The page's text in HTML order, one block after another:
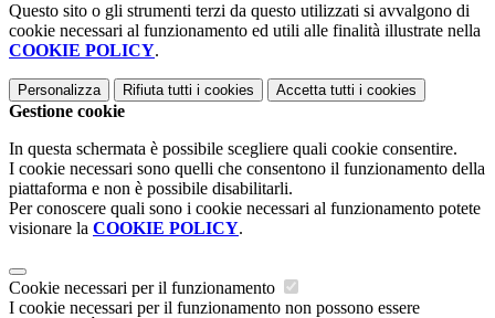
Questo sito o gli strumenti terzi da questo utilizzati si avvalgono di
cookie necessari al funzionamento ed utili alle finalità illustrate nella
COOKIE POLICY.
Personalizza Rifiuta tutti i cookies Accetta tutti i cookies
Gestione cookie
In questa schermata è possibile scegliere quali cookie consentire.
I cookie necessari sono quelli che consentono il funzionamento della
piattaforma e non è possibile disabilitarli.
Per conoscere quali sono i cookie necessari al funzionamento potete
visionare la COOKIE POLICY.
Cookie necessari per il funzionamento
I cookie necessari per il funzionamento non possono essere